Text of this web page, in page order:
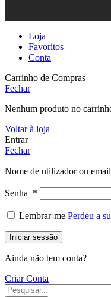
Loja
Favoritos
Conta
Carrinho de Compras
Fechar
Nenhum produto no
Voltar à loja
Entrar
Fechar
Nome de utilizador ou email
Senha *
Lembrar-me Perdeu a
Iniciar sessão
Ainda não tem conta?
Criar Conta